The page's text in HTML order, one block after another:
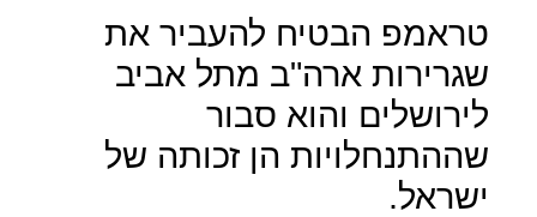
טראמפ הבטיח להעביר את
שגרירות ארה"ב מתל אביב
לירושלים והוא סבור
שההתנחלויות הן זכותה של
ישראל.